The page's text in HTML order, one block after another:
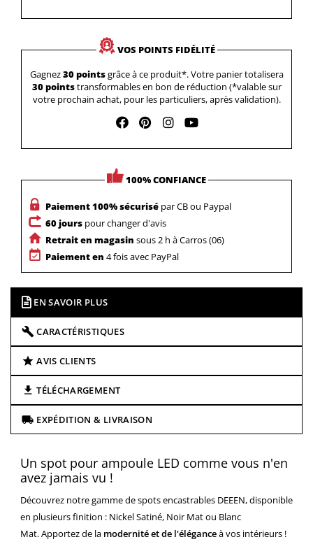
VOS POINTS FIDÉLITÉ
Gagnez30 pointsgrâce à ce produit*. Votre panier totalisera
30 pointstransformables en bon de réduction (*valable sur
votre prochain achat, pour les particuliers, après validation).
100% CONFIANCE
Paiement 100% sécurisé par CB ou Paypal
60 jours pour changer d'avis
Retrait en magasin sous 2 h à Carros (06)
Paiement en 4 fois avec PayPal
EN SAVOIR PLUS
CARACTÉRISTIQUES
AVIS CLIENTS
TÉLÉCHARGEMENT
EXPÉDITION & LIVRAISON
Un spot pour ampoule LED comme vous n'en
avez jamais vu !
Découvrez notre gamme de spots encastrables DEEEN, disponible
en plusieurs finition : Nickel Satiné, Noir Mat ou Blanc
Mat. Apportez de la modernité et de l'éléganceà vos intérieurs !